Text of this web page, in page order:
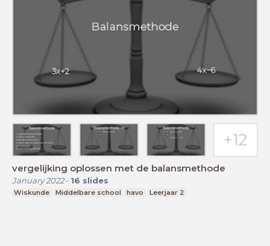
vergelijking oplossen met de balansmethode
January 2022- 16 slides
Wiskunde Middelbare school havo Leerjaar 2